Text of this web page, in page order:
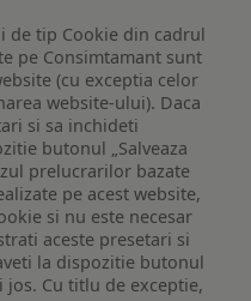
de tip Cookie din cadrul
pe Consimtamant sunt
(cu exceptia celor
website-ului). Daca
si sa inchideti
butonul „Salveaza
prelucrarilor bazate
pe acest website,
si nu este necesar
aceste presetari si
la dispozitie butonul
jos. Cu titlu de exceptie,